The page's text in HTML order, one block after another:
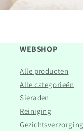
WEBSHOP
Alle producten
Alle categorieën
Sieraden
Reiniging
Gezichtsverzorging